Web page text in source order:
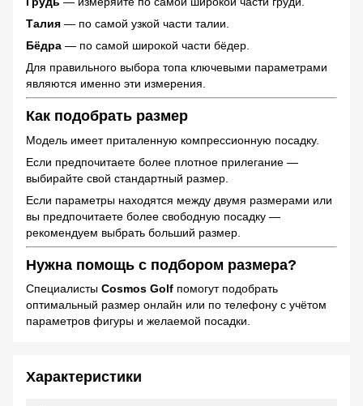
Талия — по самой узкой части талии.
Бёдра — по самой широкой части бёдер.
Для правильного выбора топа ключевыми параметрами
являются именно эти измерения.
Как подобрать размер
Модель имеет приталенную компрессионную посадку.
Если предпочитаете более плотное прилегание —
выбирайте свой стандартный размер.
Если параметры находятся между двумя размерами или
вы предпочитаете более свободную посадку —
рекомендуем выбрать больший размер.
Нужна помощь с подбором размера?
Специалисты Cosmos Golf помогут подобрать
оптимальный размер онлайн или по телефону с учётом
параметров фигуры и желаемой посадки.
Характеристики